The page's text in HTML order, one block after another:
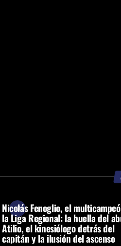
Nicolás Fenoglio, el
la Liga Regional: la huella del
Atilio, el kinesiólogo detrás del
capitán y la ilusión del ascenso